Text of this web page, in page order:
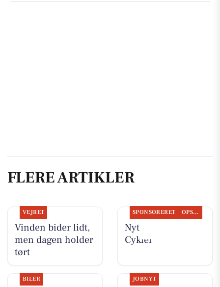
FLERE ARTIKLER
VEJRET
Vinden bider lidt,
men dagen holder
tørt
SPONSORERET OPSLAGSTAVLEN
Nyt fra Per P.
Cykler
BILER JOBNYT